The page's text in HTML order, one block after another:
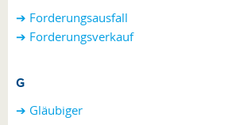
➔ Forderungsausfall
➔ Forderungsverkauf
G
➔ Gläubiger